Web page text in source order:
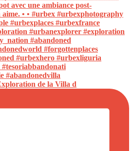
de la Villa d